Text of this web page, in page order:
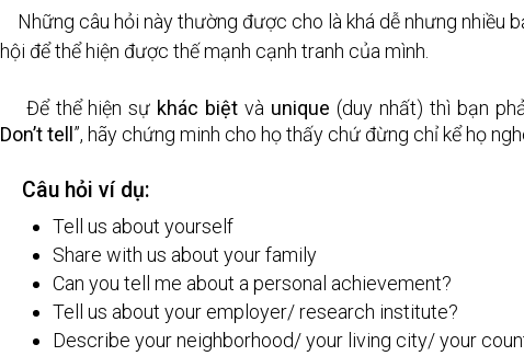
Những câu hỏi này thường được cho là khá dễ nhưng nhiều
hội để thể hiện được thế mạnh cạnh tranh của mình.
Để thể hiện sự khác biệt và unique (duy nhất) thì bạn
Don’t tell ”, hãy chứng minh cho họ thấy chứ đừng chỉ kể họ
Câu hỏi ví dụ:
Tell us about yourself
Share with us about your family
Can you tell me about a personal achievement?
Tell us about your employer/ research institute?
Describe your neighborhood/ your living city/ your